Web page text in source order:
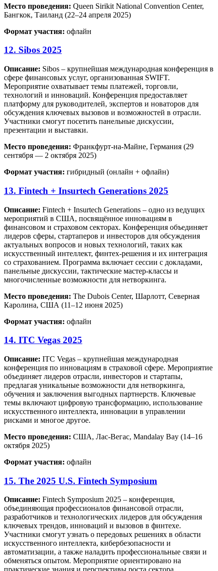
Место проведения: Queen Sirikit National Convention Center,
Бангкок, Таиланд (22–24 апреля 2025)
Формат участия: офлайн
12. Sibos 2025
Описание: Sibos – крупнейшая международная конференция в
сфере финансовых услуг, организованная SWIFT.
Мероприятие охватывает темы платежей, торговли,
технологий и инноваций. Конференция предоставляет
платформу для руководителей, экспертов и новаторов для
обсуждения ключевых вызовов и возможностей в отрасли.
Участники смогут посетить панельные дискуссии,
презентации и выставки.
Место проведения: Франкфурт-на-Майне, Германия (29
сентября — 2 октября 2025)
Формат участия: гибридный (онлайн + офлайн)
13. Fintech + Insurtech Generations 2025
Описание: Fintech + Insurtech Generations – одно из ведущих
мероприятий в США, посвящённое инновациям в
финансовом и страховом секторах. Конференция объединяет
лидеров сферы, стартаперов и инвесторов для обсуждения
актуальных вопросов и новых технологий, таких как
искусственный интеллект, финтех-решения и их интеграция
со страхованием. Программа включает сессии с докладами,
панельные дискуссии, тактические мастер-классы и
многочисленные возможности для нетворкинга.
Место проведения: The Dubois Center, Шарлотт, Северная
Каролина, США (11–12 июня 2025)
Формат участия: офлайн
14. ITC Vegas 2025
Описание: ITC Vegas – крупнейшая международная
конференция по инновациям в страховой сфере. Мероприятие
объединяет лидеров отрасли, инвесторов и стартапы,
предлагая уникальные возможности для нетворкинга,
обучения и заключения выгодных партнерств. Ключевые
темы включают цифровую трансформацию, использование
искусственного интеллекта, инновации в управлении
рисками и многое другое.
Место проведения: США, Лас-Вегас, Mandalay Bay (14–16
октября 2025)
Формат участия: офлайн
15. The 2025 U.S. Fintech Symposium
Описание: Fintech Symposium 2025 – конференция,
объединяющая профессионалов финансовой отрасли,
разработчиков и технологических лидеров для обсуждения
ключевых трендов, инноваций и вызовов в финтехе.
Участники смогут узнать о передовых решениях в области
искусственного интеллекта, кибербезопасности и
автоматизации, а также наладить профессиональные связи и
обменяться опытом. Мероприятие ориентировано на